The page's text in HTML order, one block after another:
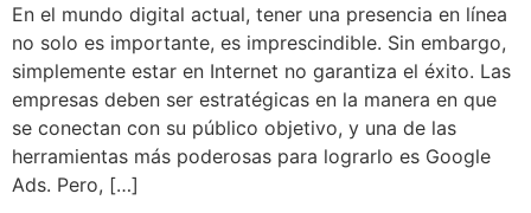
En el mundo digital actual, tener una presencia en línea
no solo es importante, es imprescindible. Sin embargo,
simplemente estar en Internet no garantiza el éxito. Las
empresas deben ser estratégicas en la manera en que
se conectan con su público objetivo, y una de las
herramientas más poderosas para lograrlo es Google
Ads. Pero, […]